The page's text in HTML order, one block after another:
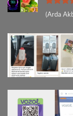
5
5
(Arda